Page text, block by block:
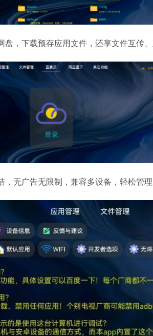
盘，下载预存应用文件，还享文件互传
，无广告无限制，兼容多设备，轻松管